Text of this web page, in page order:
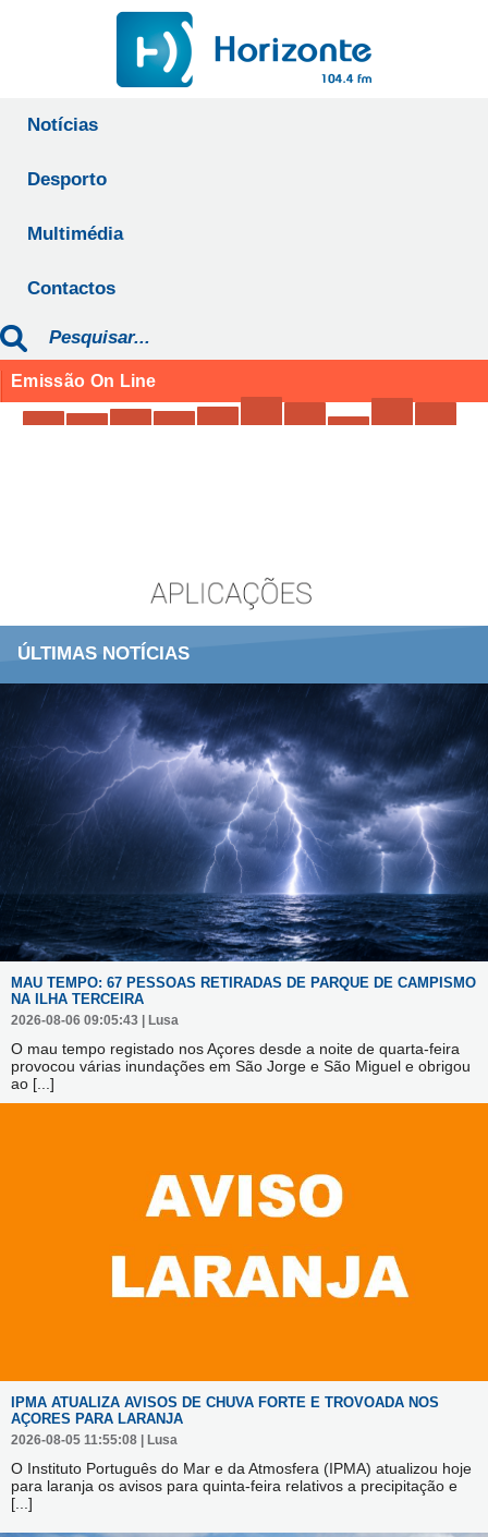
Notícias
Desporto
Multimédia
Contactos
Emissão On Line
ÚLTIMAS NOTÍCIAS
MAU TEMPO: 67 PESSOAS RETIRADAS DE PARQUE DE CAMPISMO
NA ILHA TERCEIRA
2026-08-06 09:05:43 | Lusa
O mau tempo registado nos Açores desde a noite de quarta-feira
provocou várias inundações em São Jorge e São Miguel e obrigou
ao [...]
IPMA ATUALIZA AVISOS DE CHUVA FORTE E TROVOADA NOS
AÇORES PARA LARANJA
2026-08-05 11:55:08 | Lusa
O Instituto Português do Mar e da Atmosfera (IPMA) atualizou hoje
para laranja os avisos para quinta-feira relativos a precipitação e
[...]